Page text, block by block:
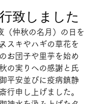
致しました
（仲秋の名月）の日を
スキやハギの草花を
お団子や里芋を始め
の実りへの感謝と氏
平安並びに疫病鎮静
行申し上げました。